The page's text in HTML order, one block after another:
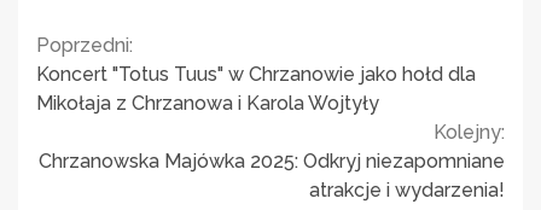
Continue
Reading
Poprzedni:
Koncert "Totus Tuus" w Chrzanowie jako hołd dla
Mikołaja z Chrzanowa i Karola Wojtyły
Kolejny:
Chrzanowska Majówka 2025: Odkryj niezapomniane
atrakcje i wydarzenia!